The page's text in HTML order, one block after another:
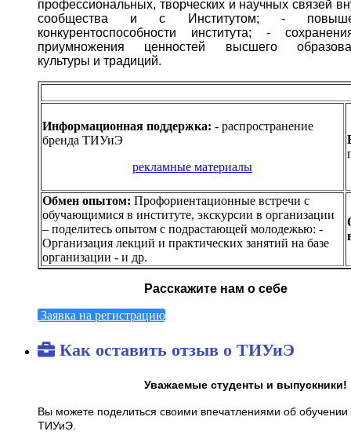
профессиональных, творческих и научных связей
сообщества и с Институтом;
-
конкурентоспособности института;
-
приумножения ценностей высшего
культуры и традиций.
Информационная поддержка: - распространение
бренда ТИУиЭ
рекламные материалы
Обмен опытом: Профориентационные встречи с
обучающимися в институте, экскурсии в организации
– поделитесь опытом с подрастающей молодежью: -
Организация лекций и практических занятий на базе
организации - и др.
Расскажите нам о себе
Заявка на регистрацию
Как оставить отзыв о ТИУиЭ
Уважаемые студенты и выпускники!
Вы можете поделиться своими впечатлениями об обучении
ТИУиЭ.